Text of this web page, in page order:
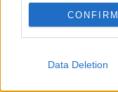
CONFIRM
Data Deletion
Egy